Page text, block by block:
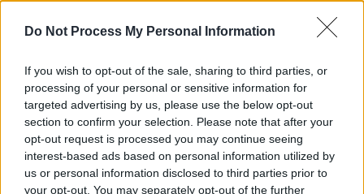
Do Not Process My Personal Information
If you wish to opt-out of the sale, sharing to third parties, or
processing of your personal or sensitive information for
targeted advertising by us, please use the below opt-out
section to confirm your selection. Please note that after your
opt-out request is processed you may continue seeing
interest-based ads based on personal information utilized by
us or personal information disclosed to third parties prior to
your opt-out. You may separately opt-out of the further
Food & Drink|21.05.2025 11:00